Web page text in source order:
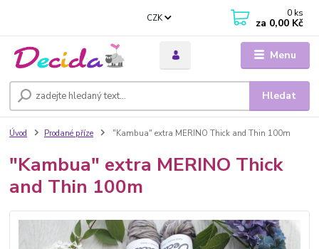
Menu
CZK
Hledat
0 ks
za 0,00 Kč
Úvod Prodané příze "Kambua" extra MERINO Thick and Thin 100m
"Kambua" extra MERINO Thick
and Thin 100m